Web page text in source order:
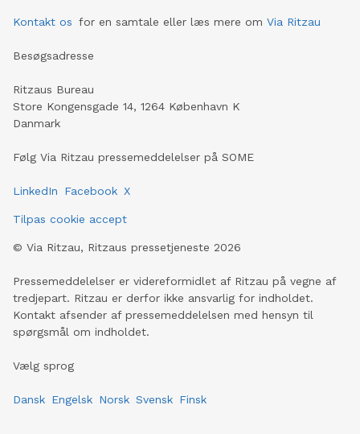
Kontakt os for en samtale eller læs mere om Via Ritzau
Besøgsadresse
Ritzaus Bureau
Store Kongensgade 14, 1264 København K
Danmark
Følg Via Ritzau pressemeddelelser på SOME
LinkedIn Facebook X
Tilpas cookie accept
© Via Ritzau, Ritzaus pressetjeneste 2026
Pressemeddelelser er videreformidlet af Ritzau på vegne af
tredjepart. Ritzau er derfor ikke ansvarlig for indholdet.
Kontakt afsender af pressemeddelelsen med hensyn til
spørgsmål om indholdet.
Vælg sprog
Dansk Engelsk Norsk Svensk Finsk